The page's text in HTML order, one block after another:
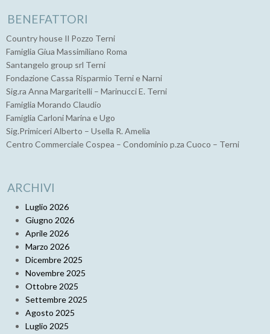
BENEFATTORI
Country house Il Pozzo Terni
Famiglia Giua Massimiliano Roma
Santangelo group srl Terni
Fondazione Cassa Risparmio Terni e Narni
Sig.ra Anna Margaritelli – Marinucci E. Terni
Famiglia Morando Claudio
Famiglia Carloni Marina e Ugo
Sig.Primiceri Alberto – Usella R. Amelia
Centro Commerciale Cospea – Condominio p.za Cuoco – Terni
ARCHIVI
Luglio 2026
Giugno 2026
Aprile 2026
Marzo 2026
Dicembre 2025
Novembre 2025
Ottobre 2025
Settembre 2025
Agosto 2025
Luglio 2025